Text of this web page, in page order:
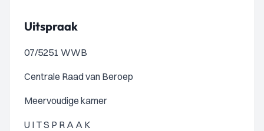
Uitspraak
07/5251 WWB
Centrale Raad van Beroep
Meervoudige kamer
U I T S P R A A K